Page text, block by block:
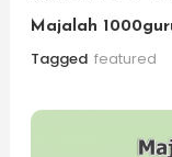
Majalah
Tagged featured